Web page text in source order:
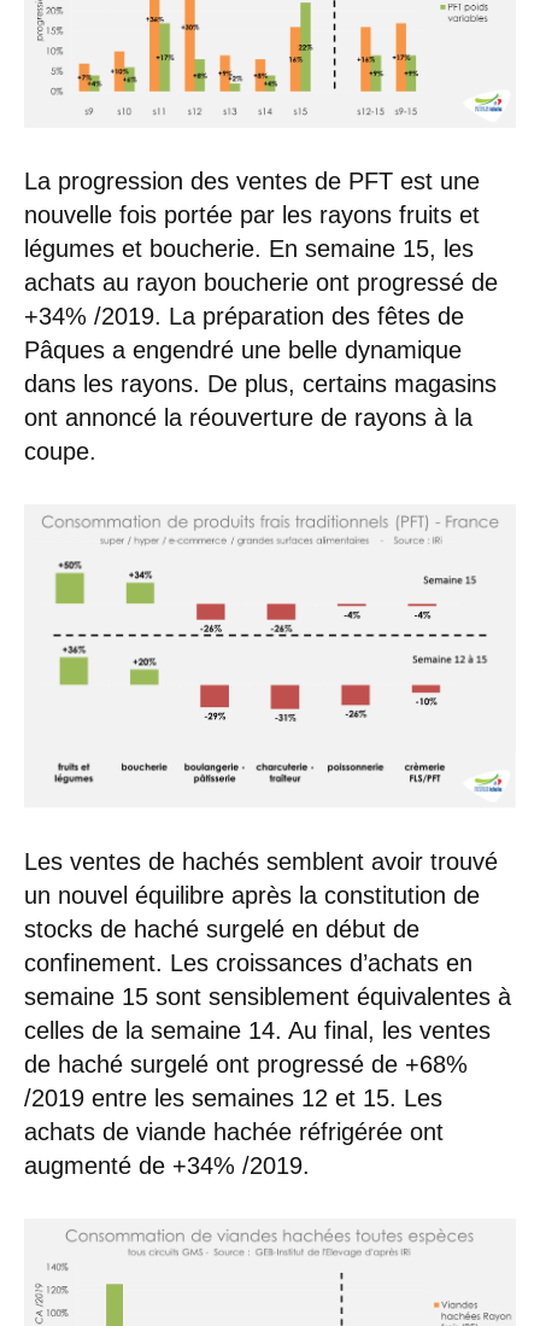
La progression des ventes de PFT est une
nouvelle fois portée par les rayons fruits et
légumes et boucherie. En semaine 15, les
achats au rayon boucherie ont progressé de
+34% /2019. La préparation des fêtes de
Pâques a engendré une belle dynamique
dans les rayons. De plus, certains magasins
ont annoncé la réouverture de rayons à la
coupe.
Les ventes de hachés semblent avoir trouvé
un nouvel équilibre après la constitution de
stocks de haché surgelé en début de
confinement. Les croissances d’achats en
semaine 15 sont sensiblement équivalentes à
celles de la semaine 14. Au final, les ventes
de haché surgelé ont progressé de +68%
/2019 entre les semaines 12 et 15. Les
achats de viande hachée réfrigérée ont
augmenté de +34% /2019.